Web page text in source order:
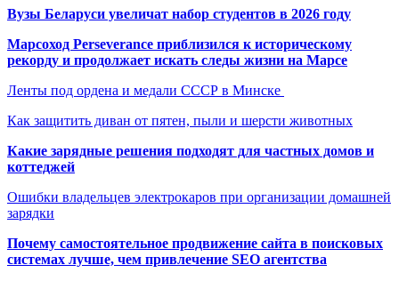
Вузы Беларуси увеличат набор студентов в 2026 году
Марсоход Perseverance приблизился к историческому
рекорду и продолжает искать следы жизни на Марсе
Ленты под ордена и медали СССР в Минске
Как защитить диван от пятен, пыли и шерсти животных
Какие зарядные решения подходят для частных домов и
коттеджей
Ошибки владельцев электрокаров при организации домашней
зарядки
Почему самостоятельное продвижение сайта в поисковых
системах лучше, чем привлечение SEO агентства